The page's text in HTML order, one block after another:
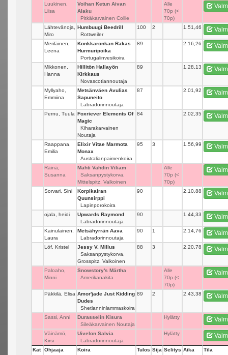
Luukinen,
Liisa
Voihan Ketun Aivan
Alaku
Pitkäkarvainen Collie
Alle
70p (<
70p)
Lähtevänoja,
Miro
Humbuugi Beedrill
Rottweiler
100 2 1.51,46
Meriläinen,
Leena
Konkkaronkan Rakas
Hurmuripoika
Portugalinvesikoira
89 2.16,26
Mikkonen,
Hanna
Hillitön Hallayön
Kirkkaus
Novascotiannoutaja
89 1.28,13
Myllyaho,
Emmiina
Metsänväen Avulias
Sapuneito
Labradorinnoutaja
87 2.01,92
Pernu, Tuula Foxriever Elements Of
Magic
Kiharakarvainen
Noutaja
84 2.02,35
Raappana,
Emilia
Elixir Vitae Marmota
Monax
Australianpaimenkoira
95 3 1.56,99
Räinä,
Susanna
Mahti Vahdin Viliam
Saksanpystykorva,
Mittelspitz, Valkoinen
Alle
70p (<
70p)
Sorvari, Sini
Korpikairan
Quunsirppi
Lapinporokoira
90 2.10,88
ojala, heidi
Upwards Raymond
Labradorinnoutaja
90 1.44,33
Kainulainen,
Laura
Metsähyrrän Aava
Labradorinnoutaja
90 1 2.14,76
Löf, Kristel
Jessy V. Millus
Saksanpystykorva,
Grosspitz, Valkoinen
88 3 2.20,78
Paloaho,
Minni
Snowstory's Märtha
Amerikanakita
Alle
70p (<
70p)
Päkkilä, Elisa Amor'jade Just Kidding
Dudes
Shetlanninlammaskoira
89 2 2.43,38
Sassi, Anni
Durasselin Kisura
Sileäkarvainen Noutaja
Hylätty
Väinämö,
Kirsi
Uivelon Salvia
Labradorinnoutaja
Hylätty
Kat
Ohjaaja Koira Tulos Sija Selitys Aika Tila